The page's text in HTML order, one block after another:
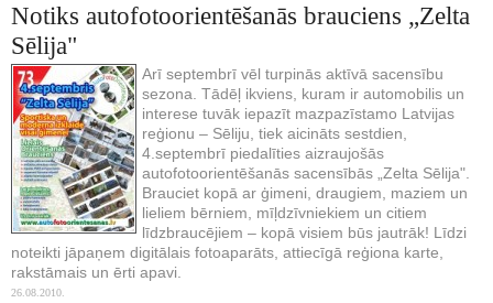
Notiks autofotoorientēšanās brauciens „Zelta
Sēlija"
Arī septembrī vēl turpinās aktīvā sacensību
sezona. Tādēļ ikviens, kuram ir automobilis un
interese tuvāk iepazīt mazpazīstamo Latvijas
reģionu – Sēliju, tiek aicināts sestdien,
4.septembrī piedalīties aizraujošās
autofotoorientēšanās sacensībās „Zelta Sēlija".
Brauciet kopā ar ģimeni, draugiem, maziem un
lieliem bērniem, mīļdzīvniekiem un citiem
līdzbraucējiem – kopā visiem būs jautrāk! Līdzi
noteikti jāpaņem digitālais fotoaparāts, attiecīgā reģiona karte,
rakstāmais un ērti apavi.
26.08.2010.